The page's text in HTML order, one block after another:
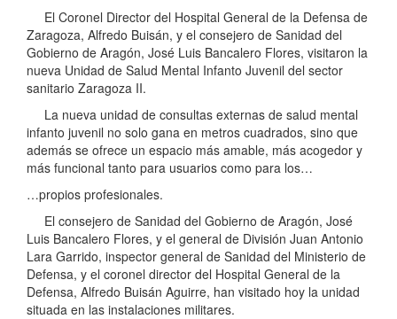
El Coronel Director del Hospital General de la Defensa de
Zaragoza, Alfredo Buisán, y el consejero de Sanidad del
Gobierno de Aragón, José Luis Bancalero Flores, visitaron la
nueva Unidad de Salud Mental Infanto Juvenil del sector
sanitario Zaragoza II.
La nueva unidad de consultas externas de salud mental
infanto juvenil no solo gana en metros cuadrados, sino que
además se ofrece un espacio más amable, más acogedor y
más funcional tanto para usuarios como para los…
…propios profesionales.
El consejero de Sanidad del Gobierno de Aragón, José
Luis Bancalero Flores, y el general de División Juan Antonio
Lara Garrido, inspector general de Sanidad del Ministerio de
Defensa, y el coronel director del Hospital General de la
Defensa, Alfredo Buisán Aguirre, han visitado hoy la unidad
situada en las instalaciones militares.